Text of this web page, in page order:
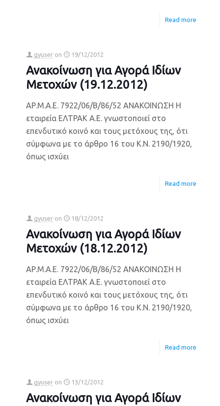
Read more
gyuser on 19/12/2012
Ανακοίνωση για Αγορά Ιδίων
Μετοχών (19.12.2012)
ΑΡ.Μ.Α.Ε. 7922/06/Β/86/52 ΑΝΑΚΟΙΝΩΣΗ Η
εταιρεία ΕΛΤΡΑΚ Α.Ε. γνωστοποιεί στο
επενδυτικό κοινό και τους μετόχους της, ότι
σύμφωνα με το άρθρο 16 του Κ.Ν. 2190/1920,
όπως ισχύει
Read more
gyuser on 18/12/2012
Ανακοίνωση για Αγορά Ιδίων
Μετοχών (18.12.2012)
ΑΡ.Μ.Α.Ε. 7922/06/Β/86/52 ΑΝΑΚΟΙΝΩΣΗ Η
εταιρεία ΕΛΤΡΑΚ Α.Ε. γνωστοποιεί στο
επενδυτικό κοινό και τους μετόχους της, ότι
σύμφωνα με το άρθρο 16 του Κ.Ν. 2190/1920,
όπως ισχύει
Read more
gyuser on 13/12/2012
Ανακοίνωση για Αγορά Ιδίων